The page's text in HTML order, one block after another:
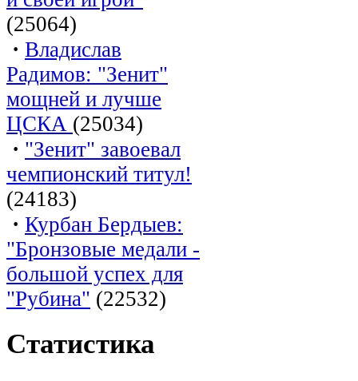
(25064)
· Владислав
Радимов: "Зенит"
мощней и лучше
ЦСКА (25034)
· "Зенит" завоевал
чемпионский титул!
(24183)
· Курбан Бердыев:
"Бронзовые медали -
большой успех для
"Рубина" (22532)
Статистика